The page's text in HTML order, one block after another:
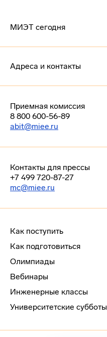
МИЭТ сегодня
Адреса и контакты
Приемная комиссия
8 800 600-56-89
abit@miee.ru
Контакты для прессы
+7 499 720-87-27
mc@miee.ru
Как поступить
Как подготовиться
Олимпиады
Вебинары
Инженерные классы
Университетские субботы